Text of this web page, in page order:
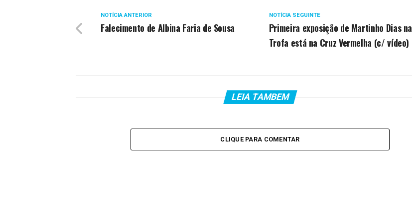
NOTÍCIA SEGUINTE
Primeira exposição de Martinho Dias na
Trofa está na Cruz Vermelha (c/ vídeo)
NOTÍCIA ANTERIOR
Falecimento de Albina Faria de Sousa
LEIA TAMBEM
CLIQUE PARA COMENTAR